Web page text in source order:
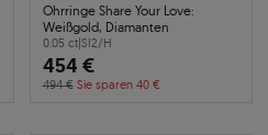
Ohrringe Share Your Love:
Weißgold, Diamanten
0.05 ct|SI2/H
454 €
494 € Sie sparen 40 €